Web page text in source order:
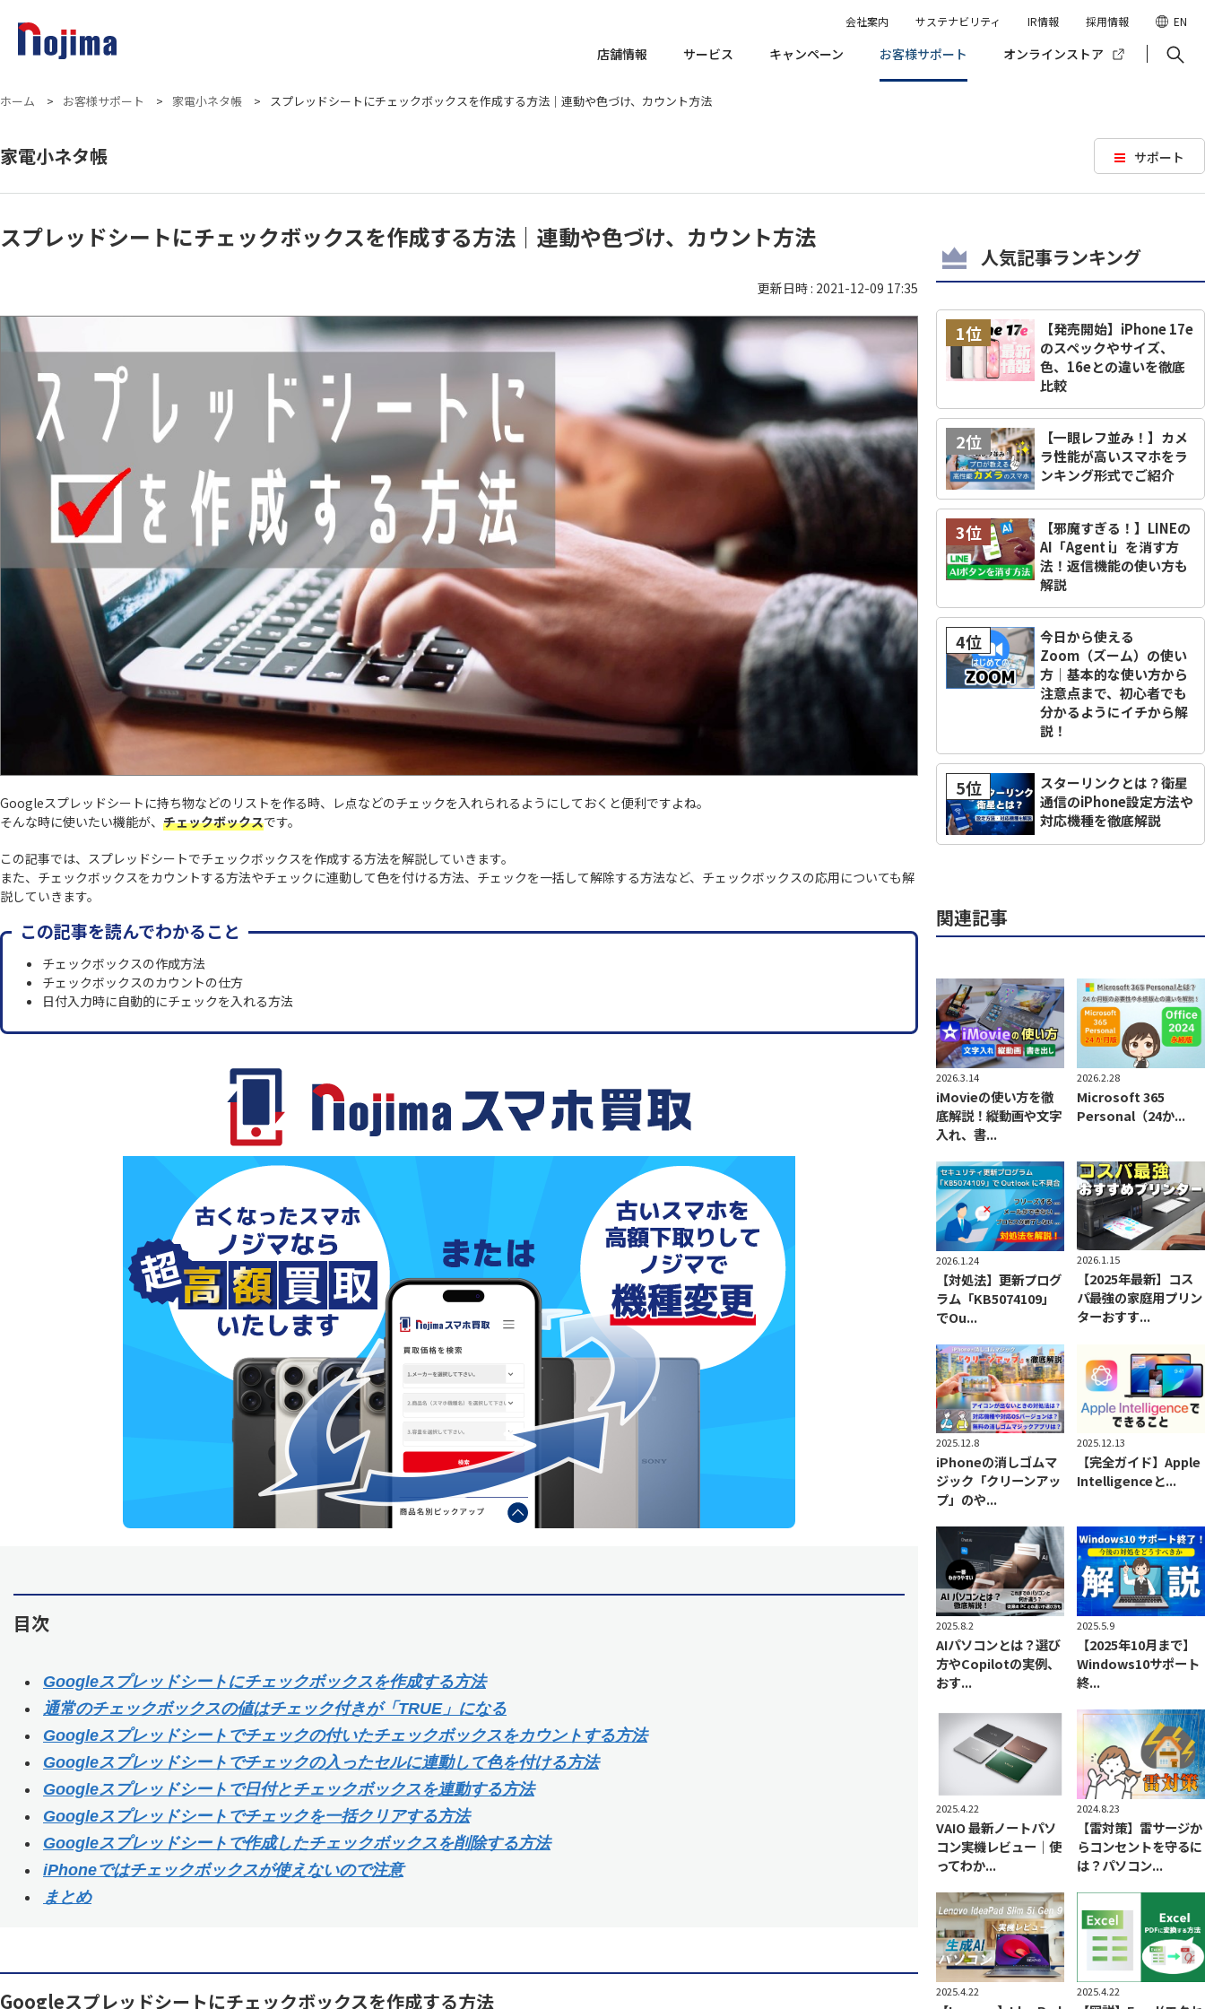
店舗情報 サービス キャンペーン お客様サポート オンラインストア
会社案内 サステナビリティ IR情報 採用情報 EN
ホーム > お客様サポート > 家電小ネタ帳 > スプレッドシートにチェックボックスを作成する方法｜連動や色づけ、カウント方法
サポート
家電小ネタ帳
スプレッドシートにチェックボックスを作成する方法｜連動や色づけ、カウント方法
更新日時 : 2021-12-09 17:35
Googleスプレッドシートに持ち物などのリストを作る時、レ点などのチェックを入れられるようにしておくと便利ですよね。
そんな時に使いたい機能が、 チェックボックスです。
この記事では、スプレッドシートでチェックボックスを作成する方法を解説していきます。
また、チェックボックスをカウントする方法やチェックに連動して色を付ける方法、チェックを一括して解除する方法など、チェックボックスの応用についても解
説していきます。
この記事を読んでわかること
チェックボックスの作成方法
チェックボックスのカウントの仕方
日付入力時に自動的にチェックを入れる方法
目次
Googleスプレッドシートにチェックボックスを作成する方法
通常のチェックボックスの値はチェック付きが「TRUE」になる
Googleスプレッドシートでチェックの付いたチェックボックスをカウントする方法
Googleスプレッドシートでチェックの入ったセルに連動して色を付ける方法
Googleスプレッドシートで日付とチェックボックスを連動する方法
Googleスプレッドシートでチェックを一括クリアする方法
Googleスプレッドシートで作成したチェックボックスを削除する方法
iPhoneではチェックボックスが使えないので注意
まとめ
Googleスプレッドシートにチェックボックスを作成する方法
人気記事ランキング
1位
【発売開始】iPhone 17e
のスペックやサイズ、
色、16eとの違いを徹底
比較
2位
【一眼レフ並み！】カメ
ラ性能が高いスマホをラ
ンキング形式でご紹介
3位
【邪魔すぎる！】LINEの
AI「Agent i」を消す方
法！返信機能の使い方も
解説
4位
今日から使える
Zoom（ズーム）の使い
方｜基本的な使い方から
注意点まで、初心者でも
分かるようにイチから解
説！
5位
スターリンクとは？衛星
通信のiPhone設定方法や
対応機種を徹底解説
関連記事
2026.3.14
iMovieの使い方を徹
底解説！縦動画や文字
入れ、書...
2026.2.28
Microsoft 365
Personal（24か...
2026.1.24
【対処法】更新プログ
ラム「KB5074109」
でOu...
2026.1.15
【2025年最新】コス
パ最強の家庭用プリン
ターおすす...
2025.12.8
iPhoneの消しゴムマ
ジック「クリーンアッ
プ」のや...
2025.12.13
【完全ガイド】Apple
Intelligenceと...
2025.8.2
AIパソコンとは？選び
方やCopilotの実例、
おす...
2025.5.9
【2025年10月まで】
Windows10サポート
終...
2025.4.22
VAIO 最新ノートパソ
コン実機レビュー｜使
ってわか...
2024.8.23
【雷対策】雷サージか
らコンセントを守るに
は？パソコン...
2025.4.22 2025.4.22